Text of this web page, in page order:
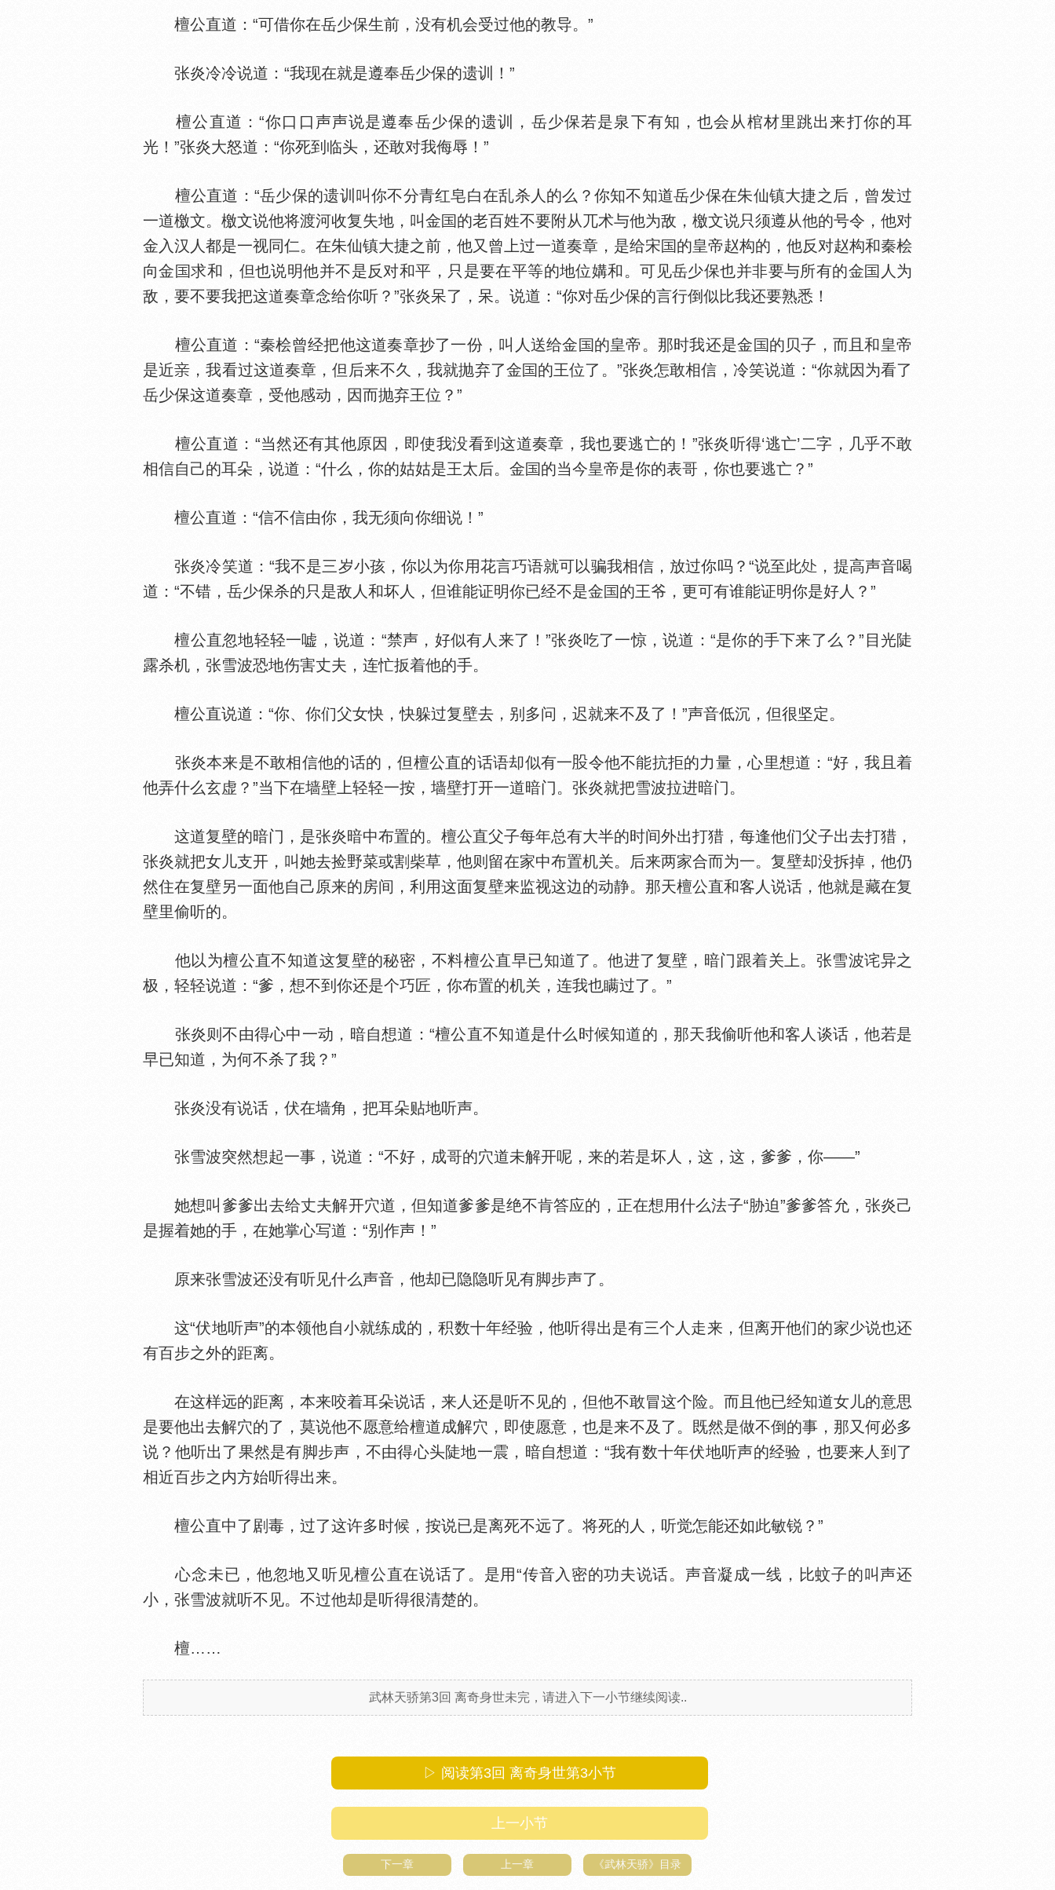
檀公直道：“可借你在岳少保生前，没有机会受过他的教导。”
张炎冷冷说道：“我现在就是遵奉岳少保的遗训！”
檀公直道：“你口口声声说是遵奉岳少保的遗训，岳少保若是泉下有知，也会从棺材里跳出来打你的耳
光！”张炎大怒道：“你死到临头，还敢对我侮辱！”
檀公直道：“岳少保的遗训叫你不分青红皂白在乱杀人的么？你知不知道岳少保在朱仙镇大捷之后，曾发过
一道檄文。檄文说他将渡河收复失地，叫金
的老百姓不要附从兀术与他为敌，檄文说只须遵从他的号令，他对
金入汉人都是一视同仁。在朱仙镇大捷之前，他又曾上过一道奏章，是给宋
的皇帝赵构的，他反对赵构和秦桧
向金
求和，但也说明他并不是反对和平，只是要在平等的地位媾和。可见岳少保也并非要与所有的金
人为
敌，要不要我把这道奏章念给你听？”张炎呆了，呆。说道：“你对岳少保的言行倒似比我还要熟悉！
檀公直道：“秦桧曾经把他这道奏章抄了一份，叫人送给金 的皇帝。那时我还是金
的贝子，而且和皇帝
是近
，我看过这道奏章，但后来不久，我就抛弃了金
的王位了。”张炎怎敢相信，冷笑说道：“你就因为看了
岳少保这道奏章，受他感动，因而抛弃王位？”
檀公直道：“当然还有其他原因，即使我没看到这道奏章，我也要逃亡的！”张炎听得‘逃亡’二字，几乎不敢
相信自己的耳朵，说道：“什么，你的姑姑是王太后。金
的当今皇帝是你的表哥，你也要逃亡？”
檀公直道：“信不信由你，我无须向你细说！”
张炎冷笑道：“我不是三岁小孩，你以为你用花言巧语就可以骗我相信，放过你吗？“说至此
，提高声音喝
道：“不错，岳少保杀的只是敌人和坏人，但谁能证明你已经不是金
的王爷，更可有谁能证明你是好人？”
檀公直忽地轻轻一嘘，说道：“禁声，好似有人来了！”张炎吃了一惊，说道：“是你的手下来了么？”目光陡
露杀机，张雪波恐地伤害丈夫，连忙扳着他的手。
檀公直说道：“你、你们父女快，快躲过复壁去，别多问，迟就来不及了！”声音低沉，但很坚定。
张炎本来是不敢相信他的话的，但檀公直的话语却似有一
令他不能抗拒的力量，心里想道：“好，我且着
他弄什么玄虚？”当下在墙壁上轻轻一按，墙壁打开一道暗门。张炎就把雪波拉进暗门。
这道复壁的暗门，是张炎暗中布置的。檀公直父子每年总有大半的时间外出打猎，每逢他们父子出去打猎，
张炎就把女儿支开，叫她去捡野菜或割柴草，他则留在家中布置机关。后来两家合而为一。复壁却没拆掉，他仍
然住在复壁另一面他自己原来的房间，利用这面复壁来监视这边的动静。那天檀公直和客人说话，他就是藏在复
壁里偷听的。
他以为檀公直不知道这复壁的秘密，不料檀公直早已知道了。他进了复壁，暗门跟着关上。张雪波诧异之
极，轻轻说道：“爹，想不到你还是个巧匠，你布置的机关，连我也瞒过了。”
张炎则不由得心中一动，暗自想道：“檀公直不知道是什么时候知道的，那天我偷听他和客人谈话，他若是
早已知道，为何不杀了我？”
张炎没有说话，伏在墙角，把耳朵贴地听声。
张雪波突然想起一事，说道：“不好，成哥的穴道未解开呢，来的若是坏人，这，这，爹爹，你——”
她想叫爹爹出去给丈夫解开穴道，但知道爹爹是绝不肯答应的，正在想用什么法子“胁迫”爹爹答允，张炎己
是握着她的手，在她掌心写道：“别作声！”
原来张雪波还没有听见什么声音，他却已隐隐听见有脚步声了。
这“伏地听声”的本领他自小就练成的，积数十年经验，他听得出是有三个人走来，但离开他们的家少说也还
有百步之外的距离。
在这样远的距离，本来咬着耳朵说话，来人还是听不见的，但他不敢冒这个险。而且他已经知道女儿的意思
是要他出去解穴的了，莫说他不愿意给檀道成解穴，即使愿意，也是来不及了。既然是做不倒的事，那又何必多
说？他听出了果然是有脚步声，不由得心头陡地一震，暗自想道：“我有数十年伏地听声的经验，也要来人到了
相近百步之内方始听得出来。
檀公直中了剧毒，过了这许多时候，按说已是离死不远了。将死的人，听觉怎能还如此敏锐？”
心念未已，他忽地又听见檀公直在说话了。是用“传音入密的功夫说话。声音凝成一线，比蚊子的叫声还
小，张雪波就听不见。不过他却是听得很清楚的。
檀……
武林天骄第3回 离奇身世未完，请进入下一小节继续阅读..
▷ 阅读第3回 离奇身世第3小节
上一小节
下一章 上一章 《武林天骄》目录